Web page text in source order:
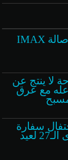
وزيرة الثقافة تفتتح أول صالة IMAX
لا ينتج عن
مع عرق
سفارة
المملكة المغربية بالذكرى الـ27 لعيد